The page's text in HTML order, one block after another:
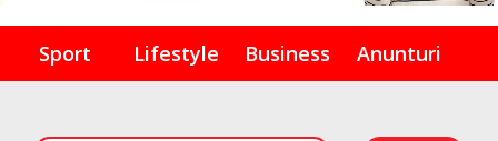
Sport Lifestyle Business Anunturi